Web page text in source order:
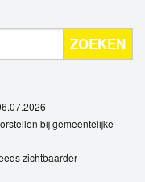
ZOEKEN
bij gemeentelijke
zichtbaarder